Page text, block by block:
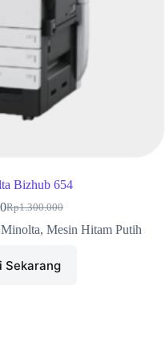
Bizhub 654
Rp1.300.000
, Mesin Hitam Putih
Sekarang